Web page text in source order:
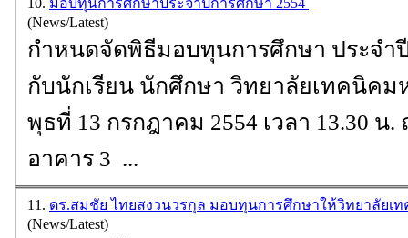
(News/Latest)
กำหนดจัดพิธีมอบทุนการศึกษา
กับนักเรียน นักศึกษา วิทยาลัยเทคนิคมหาส
พุธที่ 13 กรกฎาคม 2554 เวลา 13.30 น. ณ ห้องประชุม
อาคาร 3 ...
11.
ดร.สมชัย ไทยสงวนวรกุล มอบทุนการศึกษาให้วิทยาลั
(News/Latest)